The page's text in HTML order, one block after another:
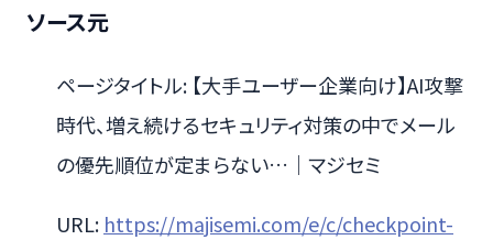
ソース元
ページタイトル: 【大手ユーザー企業向け】AI攻撃
時代、増え続けるセキュリティ対策の中でメール
の優先順位が定まらない…｜マジセミ
URL: https://majisemi.com/e/c/checkpoint-